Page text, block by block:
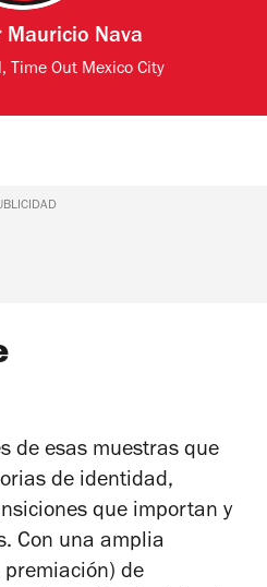
Mauricio Nava
Time Out Mexico City
de esas muestras que
de identidad,
que importan y
Con una amplia
de